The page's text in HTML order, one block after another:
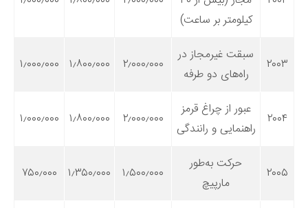
دانستنی‌ها
طنز
مسابقه
کیلومتر بر ساعت)
۲۰۰۳
سبقت غیرمجاز در
راه‌های دو طرفه
۲٫۰۰۰٫۰۰۰ ۱٫۸۰۰٫۰۰۰ ۱٫۰۰۰٫۰۰۰
۲۰۰۴
عبور از چراغ قرمز
راهنمایی و رانندگی
۲٫۰۰۰٫۰۰۰ ۱٫۸۰۰٫۰۰۰ ۱٫۰۰۰٫۰۰۰
۲۰۰۵
حرکت به‌طور
مارپیچ
۱٫۵۰۰٫۰۰۰ ۱٫۳۵۰٫۰۰۰ ۷۵۰٫۰۰۰